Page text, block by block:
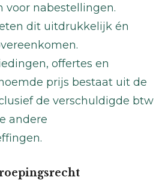
voor nabestellingen.
dit uitdrukkelijk én
offertes en
prijs bestaat uit de
de verschuldigde btw
andere